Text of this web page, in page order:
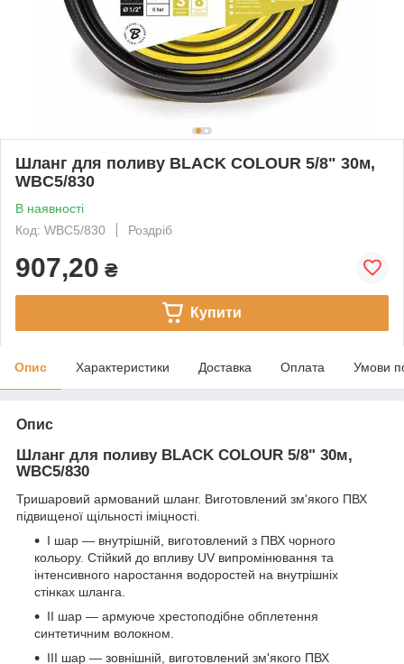
Шланг для поливу BLACK COLOUR 5/8" 30м,
WBC5/830
В наявності
Код: WBC5/830
Роздріб
907,20 ₴
Купити
Опис Характеристики Доставка Оплата Умови
Опис
Шланг для поливу BLACK COLOUR 5/8" 30м,
WBC5/830
Тришаровий армований шланг. Виготовлений зм'якого ПВХ
підвищеної щільності іміцності.
I шар — внутрішній, виготовлений з ПВХ чорного
кольору. Стійкий до впливу UV випромінювання та
інтенсивного наростання водоростей на внутрішніх
стінках шланга.
II шар — армуюче хрестоподібне обплетення
синтетичним волокном.
III шар — зовнішній, виготовлений зм'якого ПВХ